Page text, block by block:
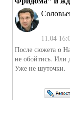
11.04
После сюжета о
не обойтись. Или
Уже не шуточки.